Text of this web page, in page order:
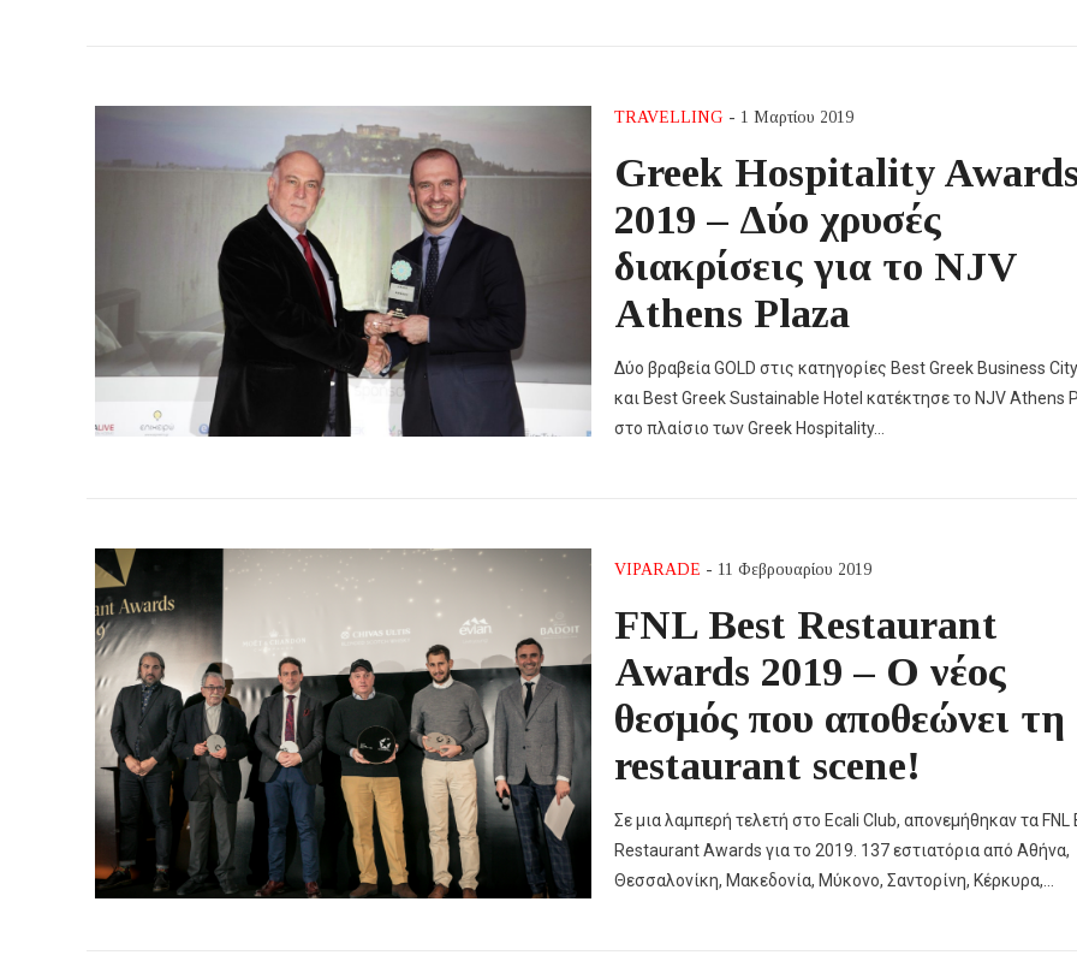
TRAVELLING - 1 Μαρτίου 2019
Greek Hospitality
2019 – Δύο χρυσές
διακρίσεις για το NJV
Athens Plaza
Δύο βραβεία GOLD στις κατηγορίες Best Greek Business
και Best Greek Sustainable Hotel κατέκτησε το NJV Athens
στο πλαίσιο των Greek Hospitality…
VIPARADE - 11 Φεβρουαρίου 2019
FNL Best Restaurant
Awards 2019 – Ο νέος
θεσμός που αποθεώνει τη
restaurant scene!
Σε μια λαμπερή τελετή στο Ecali Club, απονεμήθηκαν τα FNL
Restaurant Awards για το 2019. 137 εστιατόρια από Αθήνα,
Θεσσαλονίκη, Μακεδονία, Μύκονο, Σαντορίνη, Κέρκυρα,…